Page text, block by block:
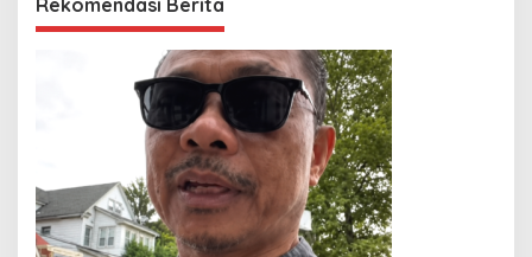
Rekomendasi Berita